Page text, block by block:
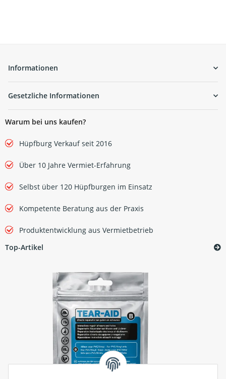
Informationen
Gesetzliche Informationen
Warum bei uns kaufen?
Hüpfburg Verkauf seit 2016
Über 10 Jahre Vermiet-Erfahrung
Selbst über 120 Hüpfburgen im Einsatz
Kompetente Beratung aus der Praxis
Produktentwicklung aus Vermietbetrieb
Top-Artikel